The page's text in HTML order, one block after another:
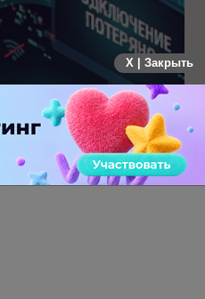
не могут
X | Закрыть